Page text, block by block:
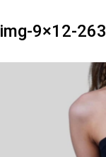
img-9×12-263